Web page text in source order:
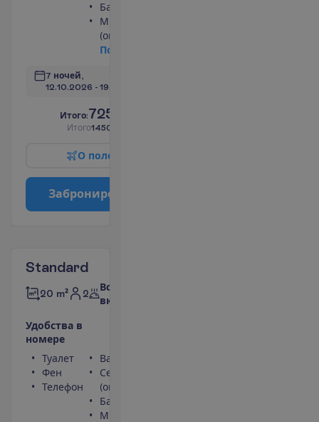
Балкон
Мини-бар
(оплачивается)
По
7 ночей,
12.10.2026 - 19.10.2026
Итого:725.00
Итого1450.00
О поле
Заброниро
Standard
20 m² 2
Все
включено
Удобства в
номере
Туалет
Фен
Телефон
Ванна или душ
Сейф
(оплачивается)
Балкон
Мини-бар